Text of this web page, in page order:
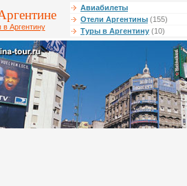
Аргентину
Авиабилеты
Отели Аргентины (155)
Туры в Аргентину (10)